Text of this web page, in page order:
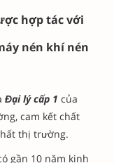
hợp tác với
nén khí nén
Đại lý cấp 1 của
cam kết chất
thị trường.
gần 10 năm kinh